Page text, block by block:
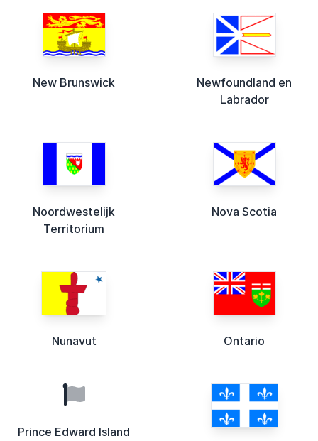
New Brunswick
Newfoundland en
Labrador
Noordwestelijk
Territorium
Nova Scotia
Nunavut Ontario
Prince Edward Island